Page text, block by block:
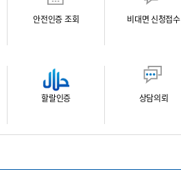
안전인증 조회 비대면 신청접수
할랄인증 상담의뢰